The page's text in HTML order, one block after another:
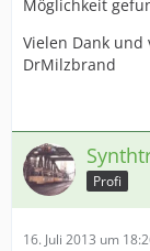
Möglichkeit
Vielen Dank und
DrMilzbrand
Profi
16. Juli 2013 um